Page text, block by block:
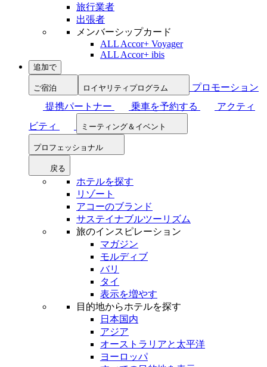
旅行業者
出張者
メンバーシップカード
ALL Accor+ Voyager
ALL Accor+ ibis
追加で
ご宿泊 ロイヤリティプログラム
プロモーション
提携パートナー
乗車を予約する
アクティ
ビティ
ミーティング＆イベント
プロフェッショナル
戻る
ホテルを探す
リゾート
アコーのブランド
サステイナブルツーリズム
旅のインスピレーション
マガジン
モルディブ
バリ
タイ
表示を増やす
目的地からホテルを探す
日本国内
アジア
オーストラリアと太平洋
ヨーロッパ